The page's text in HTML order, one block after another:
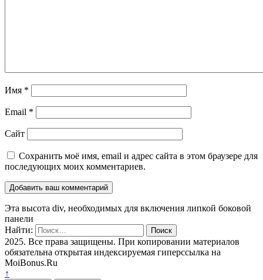
Имя *
Email *
Сайт
Сохранить моё имя, email и адрес сайта в этом браузере для
последующих моих комментариев.
Эта высота div, необходимых для включения липкой боковой
панели
Найти:
2025. Все права защищены. При копировании материалов
обязательна открытая индексируемая гиперссылка на
MoiBonus.Ru
↑